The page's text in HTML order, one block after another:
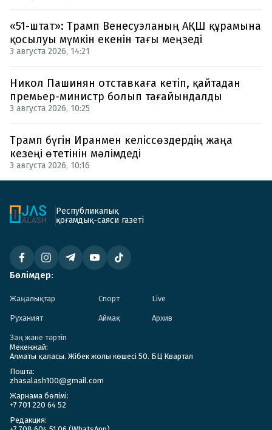
«51-штат»: Трамп Венесуэланың АҚШ құрамына
қосылуы мүмкін екенін тағы меңзеді
3 августа 2026, 14:21
Никол Пашинян отставкаға кетіп, қайтадан
премьер-министр болып тағайындалды
3 августа 2026, 10:25
Трамп бүгін Иранмен келіссөздердің жаңа
кезеңі өтетінін мәлімдеді
3 августа 2026, 10:16
Республикалық
қоғамдық-саяси газеті
Бөлімдер:
Жаңалықтар Спорт Live
Руханият Аймақ Архив
Заң және тәртіп
Мекенжай:
Алматы қаласы. Жібек жолы көшесі 50. БЦ Квартал
Пошта:
zhasalash100@gmail.com
Жарнама бөлімі:
+7 701 220 64 52
Редакция: